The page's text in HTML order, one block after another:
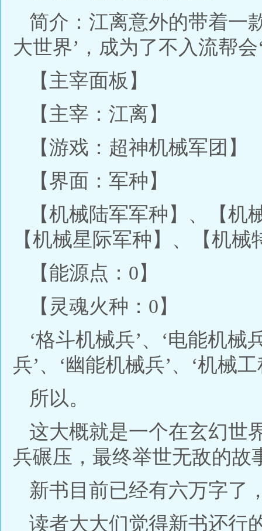
简介：江离意外的带着一
大世界’，成为了不入流帮
【主宰面板】
【主宰：江离】
【游戏：超神机械军团】
【界面：军种】
【机械陆军军种】、【
【机械星际军种】、【机械
【能源点：0】
【灵魂火种：0】
‘格斗机械兵’、‘电能机械
兵’、‘幽能机械兵’、‘机械
所以。
这大概就是一个在玄幻世
兵碾压，最终举世无敌的故
新书目前已经有六万字了
读者大大们觉得新书还行